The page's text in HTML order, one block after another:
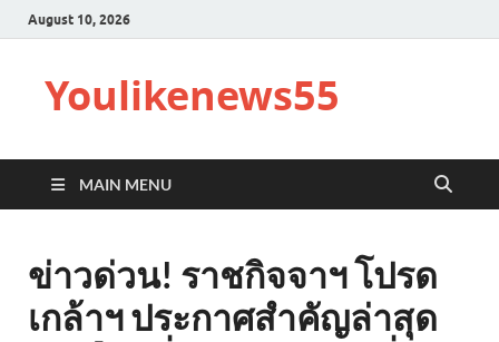
August 10, 2026
Youlikenews55
MAIN MENU
ข่าวด่วน! ราชกิจจาฯ โปรด
เกล้าฯ ประกาศสำคัญล่าสุด